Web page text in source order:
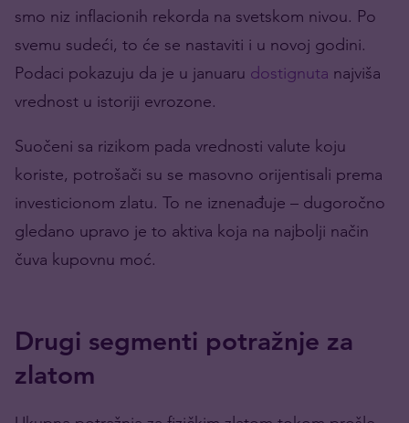
smo niz inflacionih rekorda na svetskom nivou. Po
svemu sudeći, to će se nastaviti i u novoj godini.
Podaci pokazuju da je u januaru dostignuta najviša
vrednost u istoriji evrozone.
Suočeni sa rizikom pada vrednosti valute koju
koriste, potrošači su se masovno orijentisali prema
investicionom zlatu. To ne iznenađuje – dugoročno
gledano upravo je to aktiva koja na najbolji način
čuva kupovnu moć.
Drugi segmenti potražnje za
zlatom